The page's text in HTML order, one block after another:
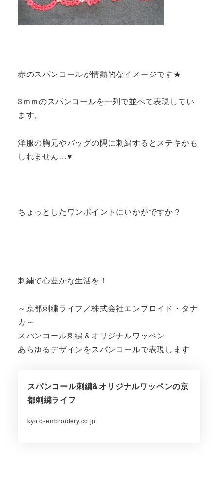
赤のスパンコールが情熱的なイメージです★
3ｍｍのスパンコールを一列で並べて表現してい
ます。
洋服の胸元やバッグの隅に刺繍するとステキかも
しれません…♥
ちょっとしたワンポイントにいかがですか？
刺繍で心豊かな生活を！
～京都刺繍ライフ／株式会社エンブロイド・タナ
カ～
スパンコール刺繍＆オリジナルワッペン
あらゆるデザインをスパンコールで表現します
スパンコール刺繍&オリジナルワッペンの京
都刺繍ライフ
kyoto-embroidery.co.jp